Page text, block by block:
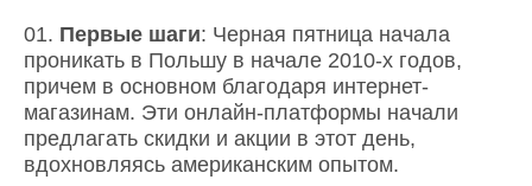
Первые шаги: Черная пятница начала
проникать в Польшу в начале 2010-х годов,
причем в основном благодаря интернет-
магазинам. Эти онлайн-платформы начали
предлагать скидки и акции в этот день,
вдохновляясь американским опытом.